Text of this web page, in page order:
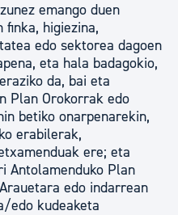
emango duen
higiezina,
edo sektorea dagoen
eta hala badagokio,
da, bai eta
Plan Orokorrak edo
betiko onarpenarekin,
erabilerak,
ere; eta
Antolamenduko Plan
edo indarrean
edo kudeaketa